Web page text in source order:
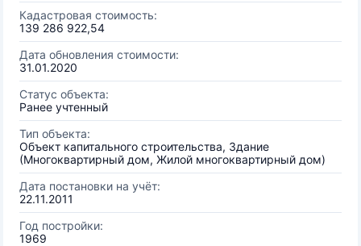
Кадастровая стоимость:
139 286 922,54
Дата обновления стоимости:
31.01.2020
Статус объекта:
Ранее учтенный
Тип объекта:
Объект капитального строительства, Здание
(Многоквартирный дом, Жилой многоквартирный дом)
Дата постановки на учёт:
22.11.2011
Год постройки:
1969